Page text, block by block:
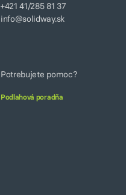
+421 41/285 81 37
info@solidway.sk
Potrebujete pomoc?
Podlahová poradňa